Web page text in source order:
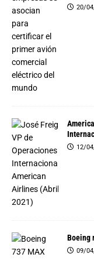
20/
12/
Boeing
09/